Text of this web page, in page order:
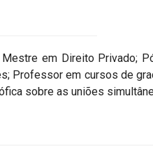
Mestre em Direito Privado;
Professor em cursos de
sobre as uniões